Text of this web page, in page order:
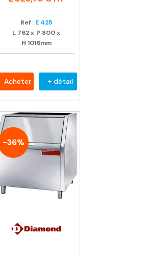
Ref : E 425
L 762x P 800x
H 1016mm
Acheter + détail
-36%